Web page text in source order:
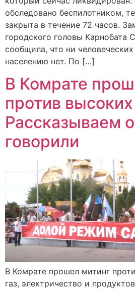
обследовано беспилотником,
закрыта в течение 72 часов.
городского головы Карнобата
сообщила, что ни
населению нет. По […]
В Комрате
против
Рассказываем
говорили
В Комрате прошел митинг
газ, электричество и